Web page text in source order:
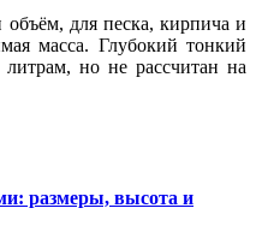
для песка, кирпича и
масса. Глубокий тонкий
но не рассчитан на
размеры, высота и